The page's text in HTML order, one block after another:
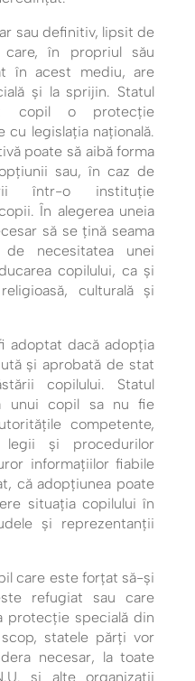
sau definitiv, lipsit de
care, în propriul său
în acest mediu, are
și la sprijin. Statul
copil o protecţie
cu legislaţia naţională.
poate să aibă forma
sau, în caz de
într-o instituţie
În alegerea uneia
să se ţină seama
necesitatea unei
copilului, ca şi
culturală şi
adoptat dacă adopția
și aprobată de stat
copilului. Statul
unui copil sa nu fie
competente,
şi procedurilor
informaţiilor fiabile
că adopțiunea poate
situaţia copilului în
şi reprezentanţii
care este forțat să-și
refugiat sau care
protecție specială din
statele părţi vor
necesar, la toate
şi alte organizaţii